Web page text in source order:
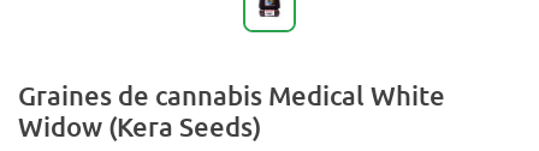
Graines de cannabis Medical White
Widow (Kera Seeds)